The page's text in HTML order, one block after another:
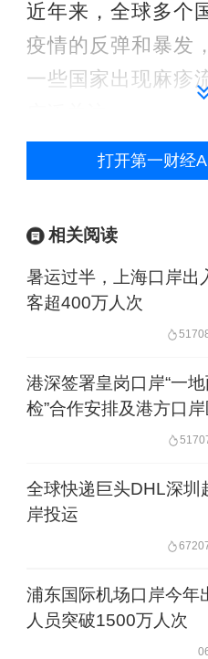
近年来，全球多个
疫情的反弹和暴发
一些国家出现麻疹
国家疾控局4月初更
病毒感染造成全国
亡；麻疹和疟疾的
左右，1人因罹患疟
猴痘、炭疽、基孔
型流感分别造成92
病。
孔肯雅热已被纳入
味着其疾病监测、
疾病的统一防控、
传播链条。
打开第一财经
相关阅读
暑运过半，上海口岸出
客超400万人次
517
港深签署皇岗口岸“一
检”合作安排及港方口
517
全球快递巨头DHL深圳
岸投运
672
浦东国际机场口岸今年
人员突破1500万人次